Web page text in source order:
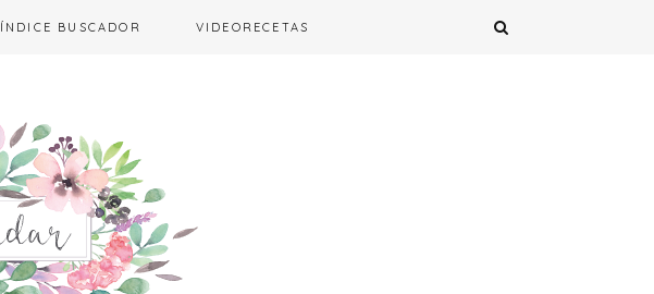
ÍNDICE BUSCADOR VIDEORECETAS